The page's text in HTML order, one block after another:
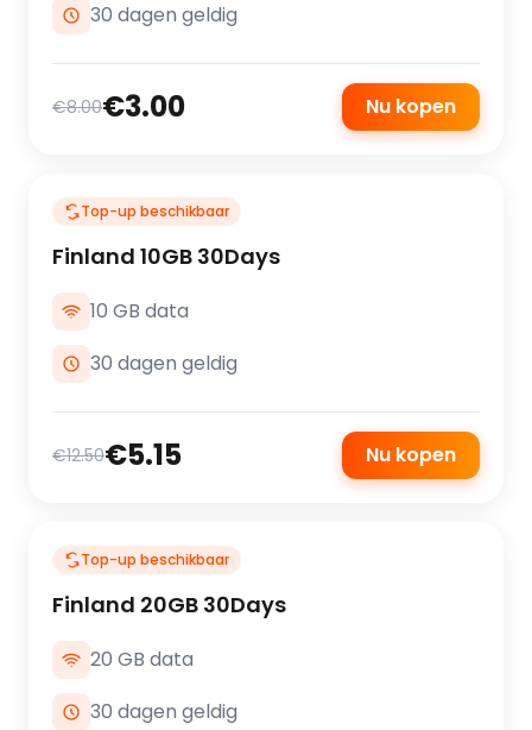
30 dagen geldig
€8.00€3.00 Nu kopen
Top-up beschikbaar
Finland 10GB 30Days
10 GB data
30 dagen geldig
€12.50€5.15 Nu kopen
Top-up beschikbaar
Finland 20GB 30Days
20 GB data
30 dagen geldig